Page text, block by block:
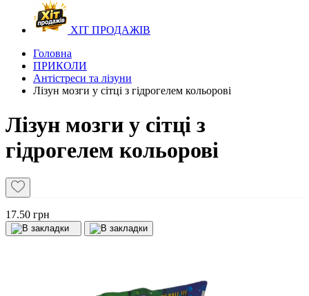
ХІТ ПРОДАЖІВ
Головна
ПРИКОЛИ
Антістреси та лізуни
Лізун мозги у сітці з гідрогелем кольорові
Лізун мозги у сітці з
гідрогелем кольорові
17.50 грн